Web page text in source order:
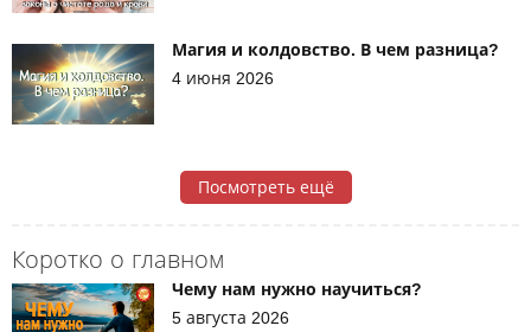
Коротко о главном
Чему нам нужно научиться?
5 августа 2026
Магия и колдовство. В чем разница?
4 июня 2026
Посмотреть ещё